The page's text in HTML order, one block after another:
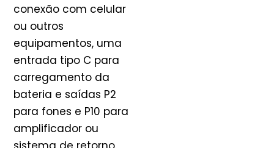
conexão com celular
ou outros
equipamentos, uma
entrada tipo C para
carregamento da
bateria e saídas P2
para fones e P10 para
amplificador ou